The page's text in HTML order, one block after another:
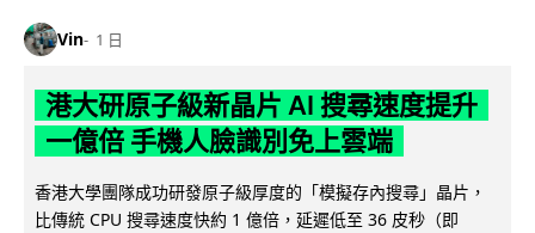
Vin 1 日
港大研原子級新晶片 AI 搜尋速度提升
一億倍 手機人臉識別免上雲端
香港大學團隊成功研發原子級厚度的「模擬存內搜尋」晶片，
比傳統 CPU 搜尋速度快約 1 億倍，延遲低至 36 皮秒（即